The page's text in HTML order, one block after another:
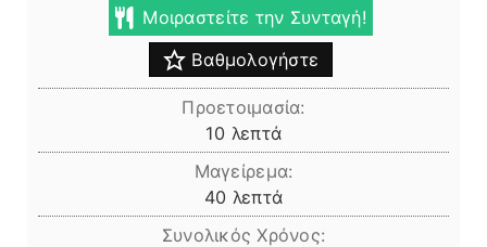
Μοιραστείτε την Συνταγή!
Βαθμολογήστε
Προετοιμασία:
10 λεπτά
λεπτά
Μαγείρεμα:
40 λεπτά
λεπτά
Συνολικός Χρόνος: